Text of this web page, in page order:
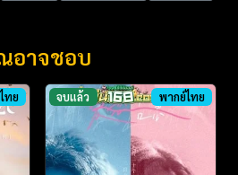
อาจชอบ
ทย จบแล้ว พากย์ไทย